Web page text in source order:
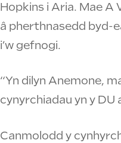
Hopkins i Aria. Mae A
â pherthnasedd byd-
i’w gefnogi.
“Yn dilyn Anemone,
cynyrchiadau yn y DU
Canmolodd y